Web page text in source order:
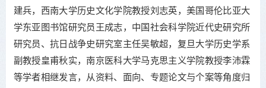
建兵，西南大学历史文化学院教授刘志英，美国哥伦比亚大
学东亚图书馆研究员王成志，中国社会科学院近代史研究所
研究员、抗日战争史研究室主任吴敏超，复旦大学历史学系
副教授皇甫秋实，南京医科大学马克思主义学院教授李沛霖
等学者相继发言，从资料、面向、专题论文与个案等角度归